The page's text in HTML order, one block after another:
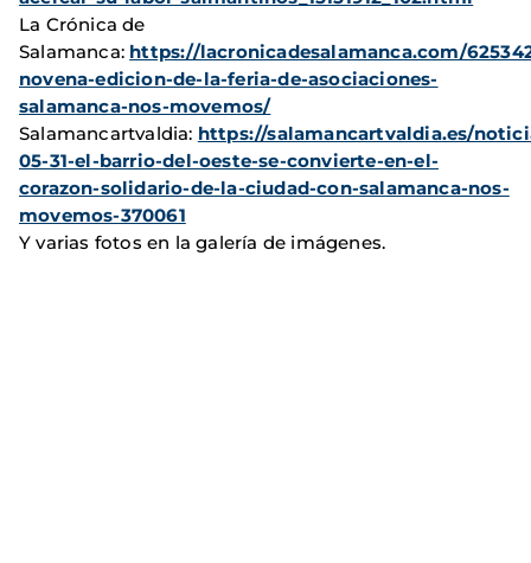
La Crónica de
Salamanca: https://lacronicadesalamanca.com/
novena-edicion-de-la-feria-de-asociaciones-
salamanca-nos-movemos/
Salamancartvaldia: https://salamancartvaldia.es/
05-31-el-barrio-del-oeste-se-convierte-en-el-
corazon-solidario-de-la-ciudad-con-salamanca-nos-
movemos-370061
Y varias fotos en la galería de imágenes.